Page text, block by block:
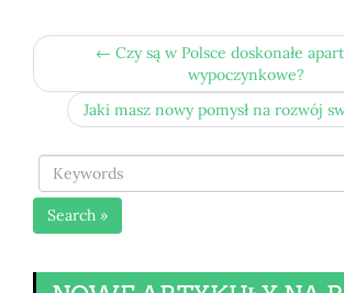
← Czy są w Polsce doskonałe
wypoczynkowe?
Jaki masz nowy pomysł na rozwój
Search »